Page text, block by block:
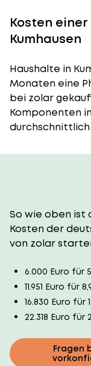
Kosten
Kumhausen
Haushalte in
Monaten eine
bei zolar
Komponenten
durchschnittlich
So wie oben ist
Kosten der
von zolar
6.000 Euro für
11.951 Euro für
16.830 Euro für
22.318 Euro für
Fragen